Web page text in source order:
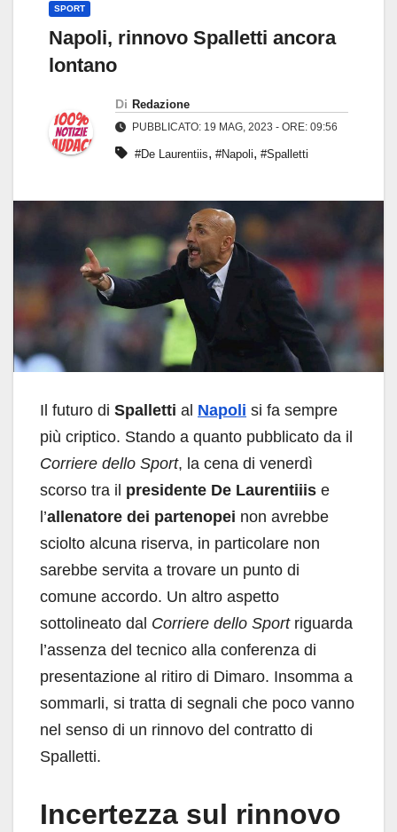
SPORT
Napoli, rinnovo Spalletti ancora
lontano
Di Redazione
PUBBLICATO: 19 MAG, 2023 - ORE: 09:56
#De Laurentiis, #Napoli, #Spalletti
Il futuro di Spalletti al Napoli si fa sempre
più criptico. Stando a quanto pubblicato da il
Corriere dello Sport, la cena di venerdì
scorso tra il presidente De Laurentiiis e
l’allenatore dei partenopei non avrebbe
sciolto alcuna riserva, in particolare non
sarebbe servita a trovare un punto di
comune accordo. Un altro aspetto
sottolineato dal Corriere dello Sportriguarda
l’assenza del tecnico alla conferenza di
presentazione al ritiro di Dimaro. Insomma a
sommarli, si tratta di segnali che poco vanno
nel senso di un rinnovo del contratto di
Spalletti.
Incertezza sul rinnovo